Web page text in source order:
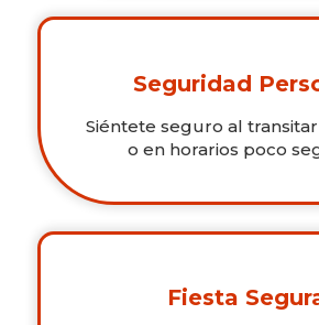
Seguridad
Siéntete seguro al
o en horarios poco
Fiesta